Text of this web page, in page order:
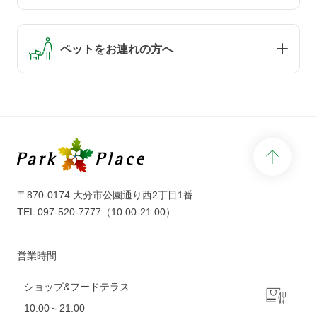
ペットをお連れの方へ
〒870-0174 大分市公園通り西2丁目1番
TEL 097-520-7777 （10:00-21:00）
営業時間
ショップ&フードテラス
10:00～21:00